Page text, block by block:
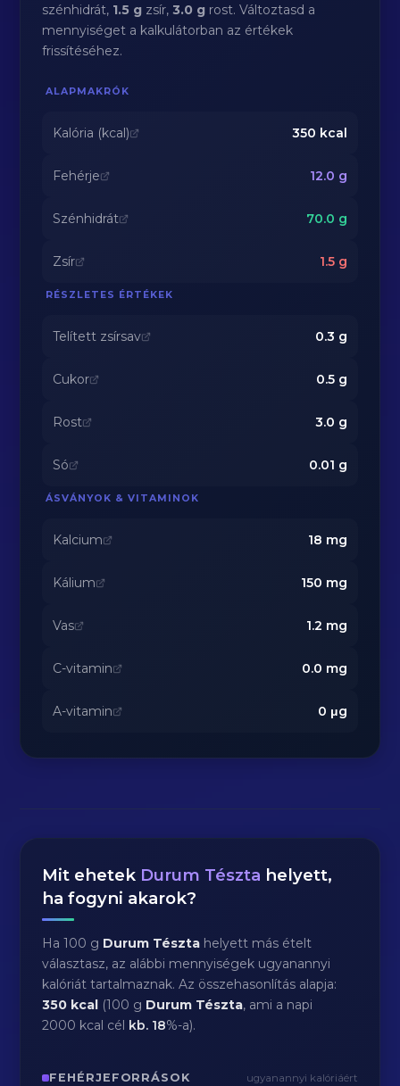
szénhidrát, 1.5 g zsír,3.0 g rost. Változtasd a
mennyiséget a kalkulátorban az értékek
frissítéséhez.
ALAPMAKRÓK
Kalória (kcal) 350 kcal
Fehérje 12.0 g
Szénhidrát 70.0 g
Zsír 1.5g
RÉSZLETES ÉRTÉKEK
Telített zsírsav 0.3 g
Cukor 0.5g
Rost 3.0 g
Só 0.01 g
ÁSVÁNYOK & VITAMINOK
Kalcium 18 mg
Kálium 150 mg
Vas 1.2 mg
C-vitamin 0.0 mg
A-vitamin 0 μg
Mit ehetek Durum Tészta helyett,
ha fogyni akarok?
Ha 100 g Durum Tészta helyett más ételt
választasz, az alábbi mennyiségek ugyanannyi
kalóriát tartalmaznak. Az összehasonlítás alapja:
350 kcal (100 g Durum Tészta, ami a napi
2000 kcal cél kb. 18%-a).
FEHÉRJEFORRÁSOK ugyanannyi kalóriáért